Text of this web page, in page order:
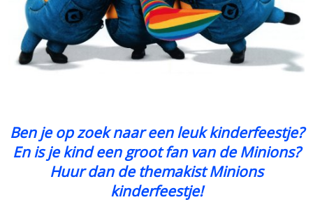
Ben je op zoek naar een leuk kinderfeestje?
En is je kind een groot fan van de Minions?
Huur dan de themakist Minions
kinderfeestje!